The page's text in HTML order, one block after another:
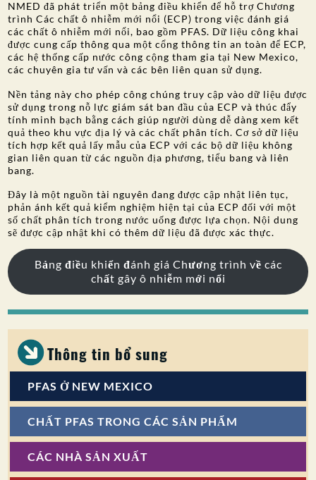
NMED đã phát triển một bảng điều khiển để hỗ trợ Chương
trình Các chất ô nhiễm mới nổi (ECP) trong việc đánh giá
các chất ô nhiễm mới nổi, bao gồm PFAS. Dữ liệu công khai
được cung cấp thông qua một cổng thông tin an toàn để ECP,
các hệ thống cấp nước công cộng tham gia tại New Mexico,
các chuyên gia tư vấn và các bên liên quan sử dụng.
Nền tảng này cho phép công chúng truy cập vào dữ liệu được
sử dụng trong nỗ lực giám sát ban đầu của ECP và thúc đẩy
tính minh bạch bằng cách giúp người dùng dễ dàng xem kết
quả theo khu vực địa lý và các chất phân tích. Cơ sở dữ liệu
tích hợp kết quả lấy mẫu của ECP với các bộ dữ liệu không
gian liên quan từ các nguồn địa phương, tiểu bang và liên
bang.
Đây là một nguồn tài nguyên đang được cập nhật liên tục,
phản ánh kết quả kiểm nghiệm hiện tại của ECP đối với một
số chất phân tích trong nước uống được lựa chọn. Nội dung
sẽ được cập nhật khi có thêm dữ liệu đã được xác thực.
Bảng điều khiển đánh giá Chương trình về các
chất gây ô nhiễm mới nổi
Thông tin bổ sung
PFAS Ở NEW MEXICO
CHẤT PFAS TRONG CÁC SẢN PHẨM
CÁC NHÀ SẢN XUẤT